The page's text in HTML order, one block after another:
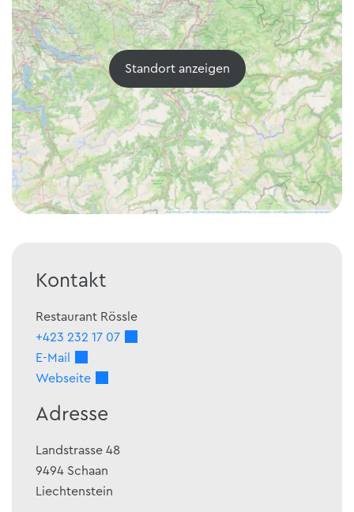
Standort anzeigen
Kontakt
Restaurant Rössle
+423 232 17 07
E-Mail
Webseite
Adresse
Landstrasse 48
9494 Schaan
Liechtenstein